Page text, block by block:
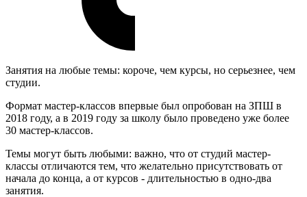
Занятия на любые темы: короче, чем курсы, но серьезнее, чем
студии.
Формат мастер-классов впервые был опробован на ЗПШ в
2018 году, а в 2019 году за школу было проведено уже более
30 мастер-классов.
Темы могут быть любыми: важно, что от студий мастер-
классы отличаются тем, что желательно присутствовать от
начала до конца, а от курсов - длительностью в одно-два
занятия.